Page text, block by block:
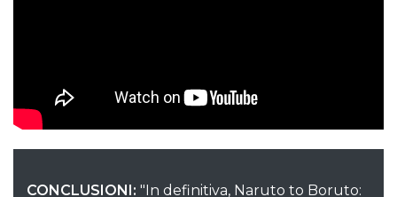
CONCLUSIONI: "In definitiva, Naruto to Boruto: